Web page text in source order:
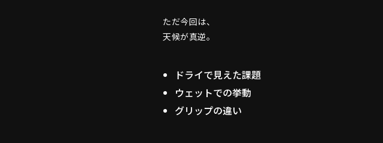
ただ今回は、
天候が真逆。
ドライで見えた課題
ウェットでの挙動
グリップの違い